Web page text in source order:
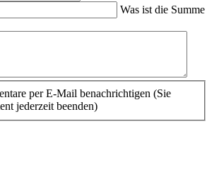
Was ist die Summe
per E-Mail benachrichtigen (Sie
jederzeit beenden)